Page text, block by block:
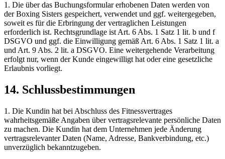
1. Die über das Buchungsformular erhobenen Daten werden von
der Boxing Sisters gespeichert, verwendet und ggf. weitergegeben,
soweit es für die Erbringung der vertraglichen Leistungen
erforderlich ist. Rechtsgrundlage ist Art. 6 Abs. 1 Satz 1 lit. b und f
DSGVO und ggf. die Einwilligung gemäß Art. 6 Abs. 1 Satz 1 lit. a
und Art. 9 Abs. 2 lit. a DSGVO. Eine weitergehende Verarbeitung
erfolgt nur, wenn der Kunde eingewilligt hat oder eine gesetzliche
Erlaubnis vorliegt.
14. Schlussbestimmungen
1. Die Kundin hat bei Abschluss des Fitnessvertrages
wahrheitsgemäße Angaben über vertragsrelevante persönliche Daten
zu machen. Die Kundin hat dem Unternehmen jede Änderung
vertragsrelevanter Daten (Name, Adresse, Bankverbindung, etc.)
unverzüglich bekanntzugeben.